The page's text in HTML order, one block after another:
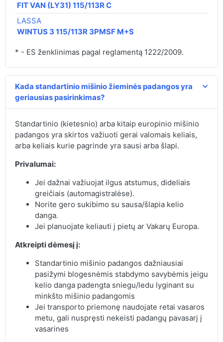
FIT VAN (LY31) 115/113R C
LASSA
WINTUS 3 115/113R 3PMSF M+S
* - ES ženklinimas pagal reglamentą 1222/2009.
Kada standartinio mišinio žieminės padangos yra
geriausias pasirinkimas?
Standartinio (kietesnio) arba kitaip europinio mišinio
padangos yra skirtos važiuoti gerai valomais keliais,
arba keliais kurie pagrinde yra sausi arba šlapi.
Privalumai:
Jei dažnai važiuojat ilgus atstumus, dideliais
greičiais (automagistralėse).
Norite gero sukibimo su sausa/šlapia kelio
danga.
Jei planuojate keliauti į pietų ar Vakarų Europa.
Atkreipti dėmesį į:
Standartinio mišinio padangos dažniausiai
pasižymi blogesnėmis stabdymo savybėmis jeigu
kelio danga padengta sniegu/ledu lyginant su
minkšto mišinio padangomis
Jei transporto priemonę naudojate retai vasaros
metu, gali nuspręsti nekeisti padangų pavasarį į
vasarines